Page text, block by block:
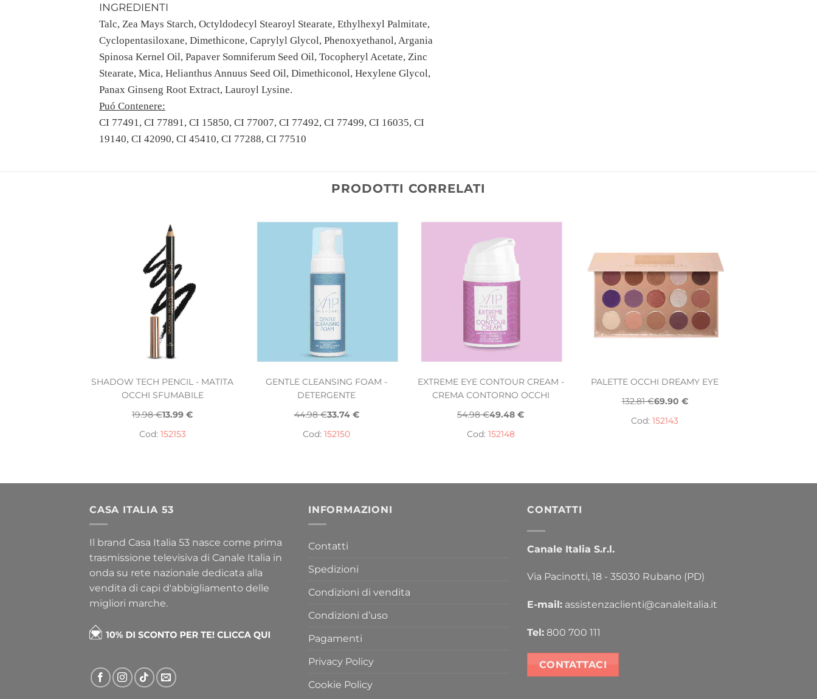
INGREDIENTI
Talc, Zea Mays Starch, Octyldodecyl Stearoyl Stearate, Ethylhexyl Palmitate,
Cyclopentasiloxane, Dimethicone, Caprylyl Glycol, Phenoxyethanol, Argania
Spinosa Kernel Oil, Papaver Somniferum Seed Oil, Tocopheryl Acetate, Zinc
Stearate, Mica, Helianthus Annuus Seed Oil, Dimethiconol, Hexylene Glycol,
Panax Ginseng Root Extract, Lauroyl Lysine.
Puó Contenere:
CI 77491, CI 77891, CI 15850, CI 77007, CI 77492, CI 77499, CI 16035, CI
19140, CI 42090, CI 45410, CI 77288, CI 77510
PRODOTTI CORRELATI
SHADOW TECH PENCIL - MATITA
OCCHI SFUMABILE
19.98 €13.99 €
Cod: 152153
GENTLE CLEANSING FOAM -
DETERGENTE
44.98 €33.74 €
Cod: 152150
EXTREME EYE CONTOUR CREAM -
CREMA CONTORNO OCCHI
54.98 €49.48 €
Cod: 152148
PALETTE OCCHI DREAMY EYE
132.81 €69.90 €
Cod: 152143
CASA ITALIA 53
Il brand Casa Italia 53 nasce come prima
trasmissione televisiva di Canale Italia in
onda su rete nazionale dedicata alla
vendita di capi d'abbigliamento delle
migliori marche.
INFORMAZIONI
Contatti
Spedizioni
Condizioni di vendita
Condizioni d’uso
Pagamenti
Privacy Policy
Cookie Policy
CONTATTI
Canale Italia S.r.l.
Via Pacinotti, 18 - 35030 Rubano (PD)
E-mail: assistenzaclienti@canaleitalia.it
Tel: 800 700 111
CONTATTACI